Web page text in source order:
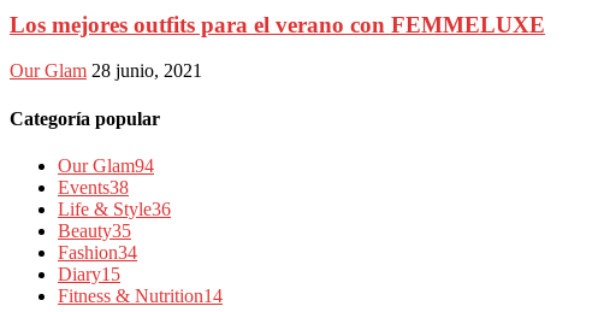
Los mejores outfits para el verano con FEMMELUXE
Our Glam 28 junio, 2021
Categoría popular
Our Glam94
Events38
Life & Style36
Beauty35
Fashion34
Diary15
Fitness & Nutrition14